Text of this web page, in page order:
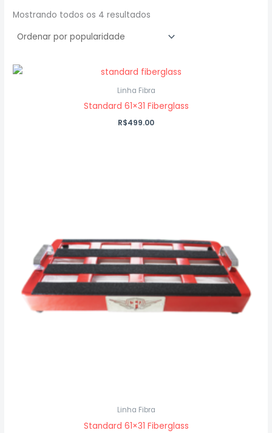
Mostrando todos os 4 resultados
Linha Fibra
Standard 61×31 Fiberglass
R$499.00
Linha Fibra
Standard 61×31 Fiberglass